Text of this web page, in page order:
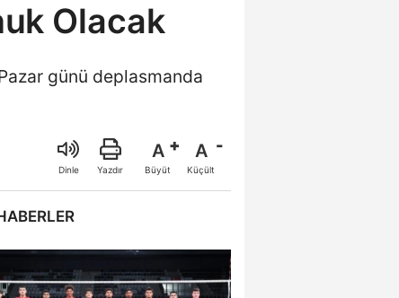
Olacak
günü deplasmanda
Dinle Yazdır
A
Büyüt
A
Küçült